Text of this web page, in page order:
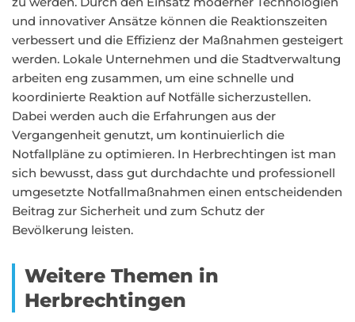
und innovativer Ansätze können die Reaktionszeiten
verbessert und die Effizienz der Maßnahmen gesteigert
werden. Lokale Unternehmen und die Stadtverwaltung
arbeiten eng zusammen, um eine schnelle und
koordinierte Reaktion auf Notfälle sicherzustellen.
Dabei werden auch die Erfahrungen aus der
Vergangenheit genutzt, um kontinuierlich die
Notfallpläne zu optimieren. In Herbrechtingen ist man
sich bewusst, dass gut durchdachte und professionell
umgesetzte Notfallmaßnahmen einen entscheidenden
Beitrag zur Sicherheit und zum Schutz der
Bevölkerung leisten.
Weitere Themen in
Herbrechtingen